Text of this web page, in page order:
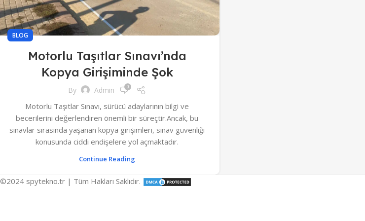
BLOG
Motorlu Taşıtlar Sınavı’nda
Kopya Girişiminde Şok
By Admin 0
Motorlu Taşıtlar Sınavı, sürücü adaylarının bilgi ve
becerilerini değerlendiren önemli bir süreçtir.Ancak, bu
sınavlar sırasında yaşanan kopya girişimleri, sınav güvenliği
konusunda ciddi endişelere yol açmaktadır.
Continue Reading
©2024 spytekno.tr | Tüm Hakları Saklıdır.